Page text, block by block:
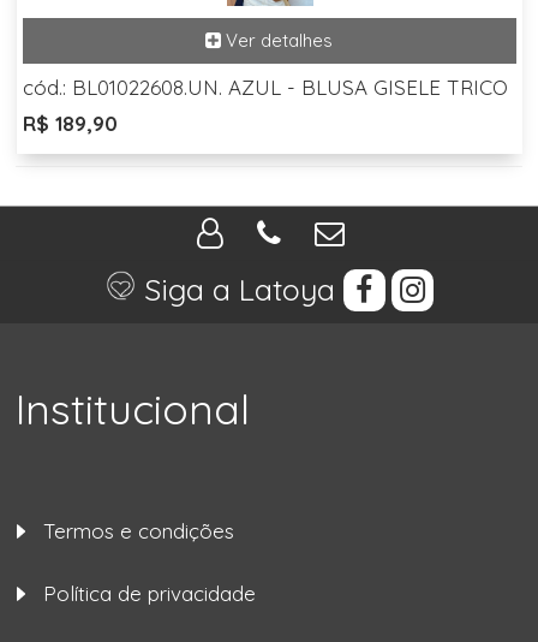
cód.: BL01022608.UN. AZUL - BLUSA GISELE TRICO
R$ 189,90
Siga a Latoya
Institucional
Termos e condições
Política de privacidade